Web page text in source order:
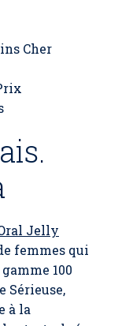
Cher
Jelly
femmes qui
100
Sérieuse,
à la